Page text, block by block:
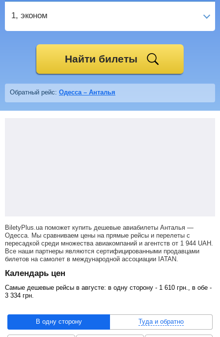
1, эконом
Найти билеты
Обратный рейс: Одесса – Анталья
BiletyPlus.ua поможет купить дешевые авиабилеты Анталья —
Одесса. Мы сравниваем цены на прямые рейсы и перелеты с
пересадкой среди множества авиакомпаний и агентств от 1 944 UAH
Все наши партнеры являются сертифицированными продавцами
билетов на самолет в международной ассоциации IATAN.
Календарь цен
Самые дешевые рейсы в августе: в одну сторону - 1 610 грн ., в обе -
3 334 грн
В одну сторону Туда и обратно